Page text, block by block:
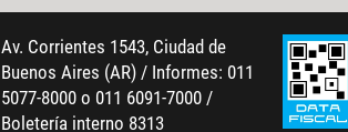
Av. Corrientes 1543, Ciudad de
Buenos Aires (AR) / Informes: 011
5077-8000 o 011 6091-7000 /
Boletería interno 8313